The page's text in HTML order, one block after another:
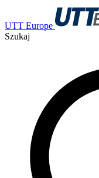
UTT Europe
Szukaj